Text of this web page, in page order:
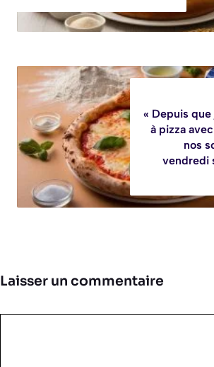
« Depuis
à pizza
nos
vendredi
Laisser un commentaire